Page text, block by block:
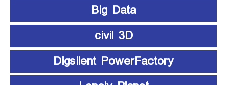
Big Data
civil 3D
Digsilent PowerFactory